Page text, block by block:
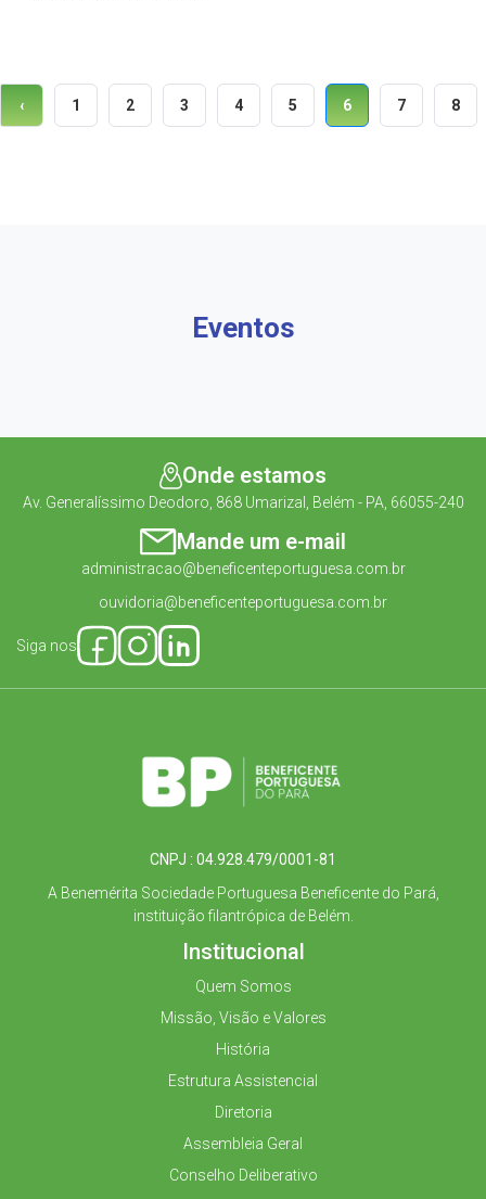
‹ 1 2 3 4 5 6 7 8
Eventos
Onde estamos
Av. Generalíssimo Deodoro, 868 Umarizal, Belém - PA, 66055-240
Mande um e-mail
administracao@beneficenteportuguesa.com.br
ouvidoria@beneficenteportuguesa.com.br
Siga nos
CNPJ : 04.928.479/0001-81
A Benemérita Sociedade Portuguesa Beneficente do Pará,
instituição filantrópica de Belém.
Institucional
Quem Somos
Missão, Visão e Valores
História
Estrutura Assistencial
Diretoria
Assembleia Geral
Conselho Deliberativo